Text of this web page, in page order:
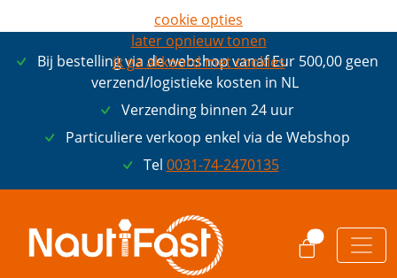
Bij bestelling via de webshop vanaf Eur 500,00 geen
verzend/logistieke kosten in NL
Verzending binnen 24 uur
Particuliere verkoop enkel via de Webshop
Tel 0031-74-2470135
cookie opties
later opnieuw tonen
ik ga akkoord met cookies